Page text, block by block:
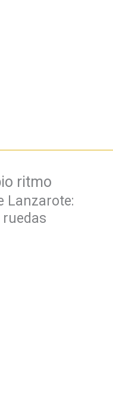
ritmo
Lanzarote: